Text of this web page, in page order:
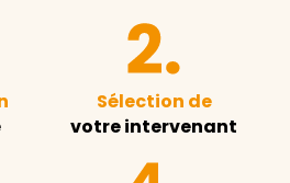
Sélection de
votre intervenant